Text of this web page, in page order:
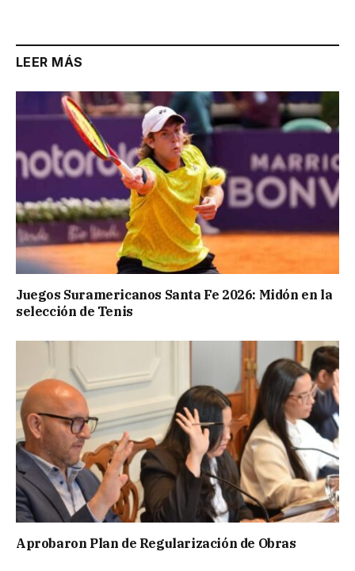
LEER MÁS
Juegos Suramericanos Santa Fe 2026: Midón en la
selección de Tenis
Aprobaron Plan de Regularización de Obras